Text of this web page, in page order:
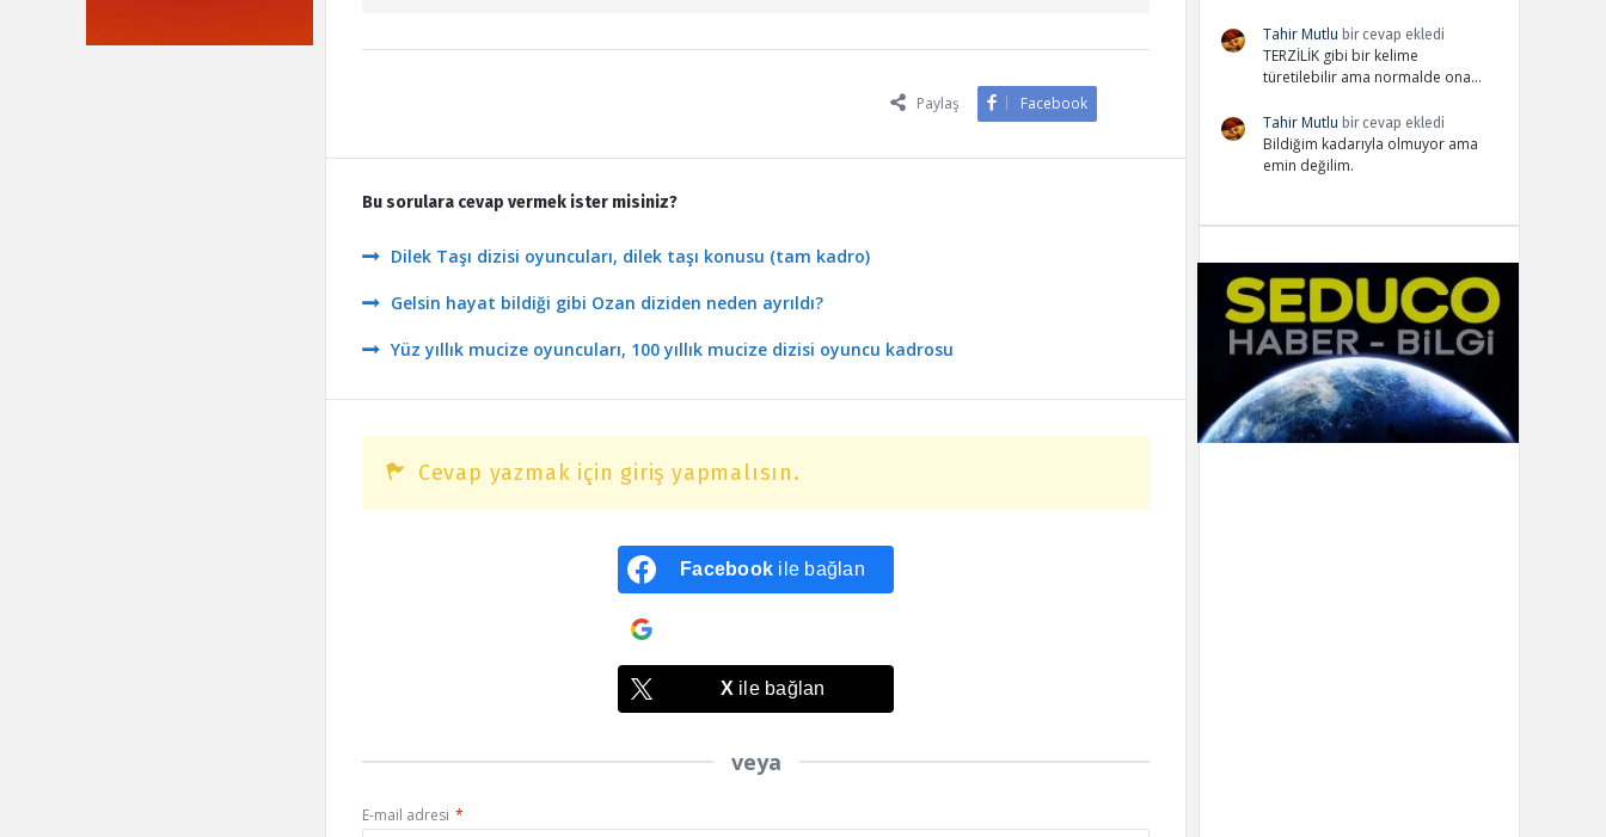
Paylaş Facebook
Bu sorulara cevap vermek ister misiniz?
Dilek Taşı dizisi oyuncuları, dilek taşı konusu (tam kadro)
Gelsin hayat bildiği gibi Ozan diziden neden ayrıldı?
Yüz yıllık mucize oyuncuları, 100 yıllık mucize dizisi oyuncu kadrosu
Cevap yazmak için giriş yapmalısın.
Facebook ile bağlan
X ile bağlan
veya
E-mail adresi *
Tahir Mutlu bir cevap ekledi
TERZİLİK gibi bir kelime
türetilebilir ama normalde ona…
Tahir Mutlu bir cevap ekledi
Bildiğim kadarıyla olmuyor ama
emin değilim.
Adv
234x60